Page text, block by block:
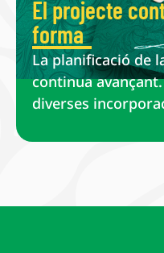
El projecte
forma
La planificació de
continua
diverses